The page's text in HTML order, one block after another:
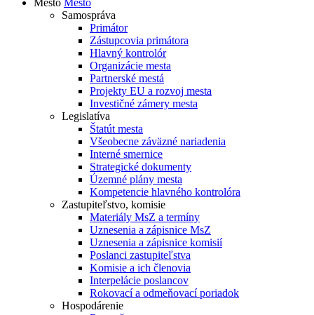
Mesto Mesto
Samospráva
Primátor
Zástupcovia primátora
Hlavný kontrolór
Organizácie mesta
Partnerské mestá
Projekty EU a rozvoj mesta
Investičné zámery mesta
Legislatíva
Štatút mesta
Všeobecne záväzné nariadenia
Interné smernice
Strategické dokumenty
Územné plány mesta
Kompetencie hlavného kontrolóra
Zastupiteľstvo, komisie
Materiály MsZ a termíny
Uznesenia a zápisnice MsZ
Uznesenia a zápisnice komisií
Poslanci zastupiteľstva
Komisie a ich členovia
Interpelácie poslancov
Rokovací a odmeňovací poriadok
Hospodárenie